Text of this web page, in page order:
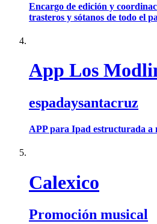
Encargo de edición y
trasteros y sótanos de todo el
App Los
espadaysantacruz
APP para Ipad estructurada a
Calexico
Promoción musical